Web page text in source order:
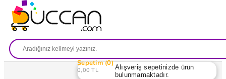
Sepetim 0
0,00 TL
Alışveriş sepetinizde ürün
bulunmamaktadır.